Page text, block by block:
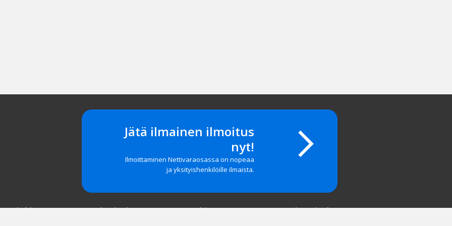
Jätä ilmainen ilmoitus
nyt!
Ilmoittaminen Nettivaraosassa on nopeaa
ja yksityishenkilöille ilmaista.
asiakkaat Navigointi Tuki Yritystiedot